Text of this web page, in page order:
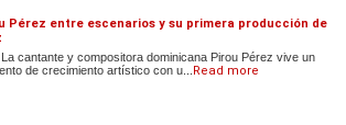
Pérez entre escenarios y su primera producción de
cantante y compositora dominicana Pirou Pérez vive un
de crecimiento artístico con u...
Read more